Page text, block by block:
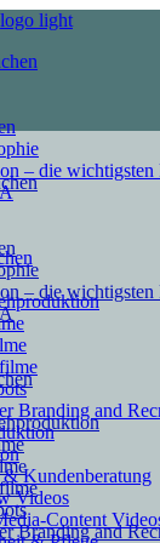
– die wichtigsten
Branding and
& Kundenberatung
Videos
Content
– die wichtigsten
Branding and